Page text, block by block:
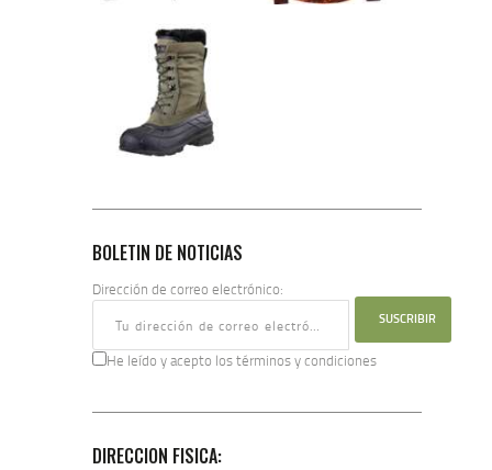
BOLETIN DE NOTICIAS
Dirección de correo electrónico:
He leído y acepto los términos y condiciones
DIRECCION FISICA: